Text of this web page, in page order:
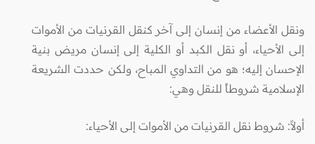
ونقل الأعضاء من إنسان إلى آخر كنقل القرنيات من الأموات
إلى الأحياء، أو نقل الكبد أو الكلية إلى إنسان مريض بنية
الإحسان إليه؛ هو من التداوي المباح، ولكن حددت الشريعة
الإسلامية شروطاً للنقل وهي:
أولاً: شروط نقل القرنيات من الأموات إلى الأحياء: